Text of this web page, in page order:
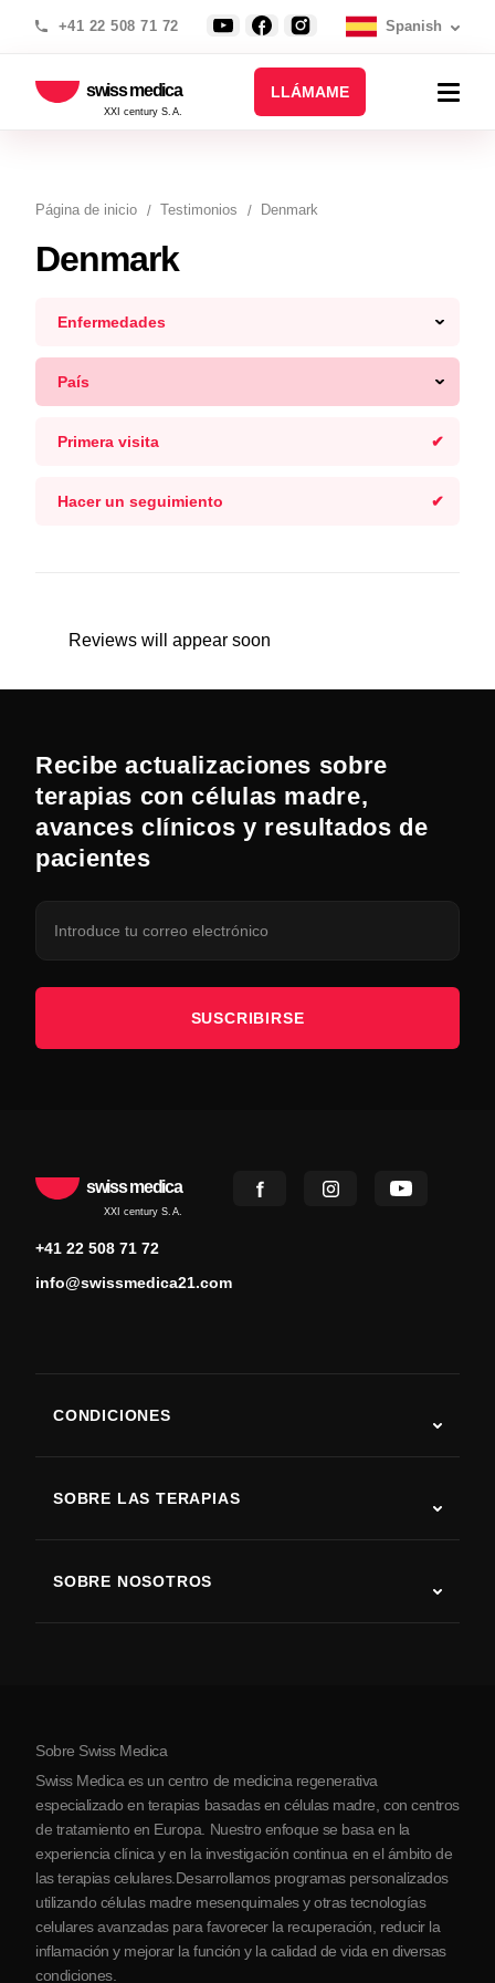
+41 22 508 71 72 Spanish
swiss medica
XXI century S.A.
LLÁMAME
Página de inicio Testimonios Denmark
Denmark
Enfermedades
País
Primera visita
Hacer un seguimiento
Reviews will appear soon
Recibe actualizaciones sobre
terapias con células madre,
avances clínicos y resultados de
pacientes
SUSCRIBIRSE
swiss medica
XXI century S.A.
+41 22 508 71 72
info@swissmedica21.com
CONDICIONES
Enfermedad de Parkinson
Artritis
SOBRE LAS TERAPIAS
SOBRE NOSOTROS
Sobre Serbia
Colaboraciones
Sobre Swiss Medica
Swiss Medica es un centro de medicina regenerativa
especializado en terapias basadas en células madre, con centros
de tratamiento en Europa. Nuestro enfoque se basa en la
experiencia clínica y en la investigación continua en el ámbito de
las terapias celulares.Desarrollamos programas personalizados
utilizando células madre mesenquimales y otras tecnologías
celulares avanzadas para favorecer la recuperación, reducir la
inflamación y mejorar la función y la calidad de vida en diversas
condiciones.